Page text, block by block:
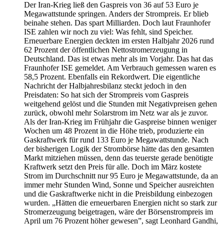
Der Iran-Krieg ließ den Gaspreis von 36 auf 53 Euro je
Megawattstunde springen. Anders der Strompreis. Er blieb
beinahe stehen. Das spart Milliarden. Doch laut Fraunhofer
ISE zahlen wir noch zu viel: Was fehlt, sind Speicher.
Erneuerbare Energien deckten im ersten Halbjahr 2026 rund
62 Prozent der öffentlichen Nettostromerzeugung in
Deutschland. Das ist etwas mehr als im Vorjahr. Das hat das
Fraunhofer ISE gemeldet. Am Verbrauch gemessen waren es
58,5 Prozent. Ebenfalls ein Rekordwert. Die eigentliche
Nachricht der Halbjahresbilanz steckt jedoch in den
Preisdaten: So hat sich der Strompreis vom Gaspreis
weitgehend gelöst und die Stunden mit Negativpreisen gehen
zurück, obwohl mehr Solarstrom im Netz war als je zuvor.
Als der Iran-Krieg im Frühjahr die Gaspreise binnen weniger
Wochen um 48 Prozent in die Höhe trieb, produzierte ein
Gaskraftwerk für rund 133 Euro je Megawattstunde. Nach
der bisherigen Logik der Strombörse hätte das den gesamten
Markt mitziehen müssen, denn das teuerste gerade benötigte
Kraftwerk setzt den Preis für alle. Doch im März kostete
Strom im Durchschnitt nur 95 Euro je Megawattstunde, da an
immer mehr Stunden Wind, Sonne und Speicher ausreichten
und die Gaskraftwerke nicht in die Preisbildung einbezogen
wurden. „Hätten die erneuerbaren Energien nicht so stark zur
Stromerzeugung beigetragen, wäre der Börsenstrompreis im
April um 76 Prozent höher gewesen”, sagt Leonhard Gandhi,